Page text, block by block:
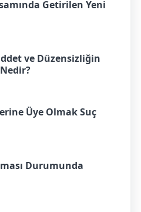
Getirilen Yeni
ve Düzensizliğin
Üye Olmak Suç
Durumunda